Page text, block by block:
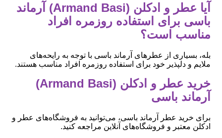
آیا عطر و ادکلن (Armand Basi) آرماند
باسی برای استفاده روزمره افراد
مناسب است؟
بله، بسیاری از عطرهای آرماند باسی با توجه به رایحه‌های
ملایم و دلپذیر خود برای استفاده روزمره افراد مناسب هستند.
خرید عطر و ادکلن (Armand Basi)
آرماند باسی
برای خرید عطر آرماند باسی، می‌توانید به فروشگاه‌های عطر و
ادکلن معتبر و فروشگاه‌های آنلاین مراجعه کنید.